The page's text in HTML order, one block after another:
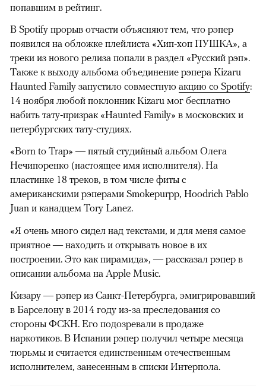
попавшим в рейтинг.
В Spotify прорыв отчасти объясняют тем, что рэпер
появился на обложке плейлиста «Хип-хоп ПУШКА», а
треки из нового релиза попали в раздел «Русский рэп».
Также к выходу альбома объединение рэпера Kizaru
Haunted Family запустило совместную акцию со Spotify:
14 ноября любой поклонник Kizaru мог бесплатно
набить тату-призрак «Haunted Family» в московских и
петербургских тату-студиях.
«Born to Trap» — пятый студийный альбом Олега
Нечипоренко (настоящее имя исполнителя). На
пластинке 18 треков, в том числе фиты с
американскими рэперами Smokepurpp, Hoodrich Pablo
Juan и канадцем Tory Lanez.
00:00 / 00:00
«Я очень много сидел над текстами, и для меня самое
приятное — находить и открывать новое в их
построении. Это как пирамида», — рассказал рэпер в
описании альбома на Apple Music.
Кизару — рэпер из Санкт-Петербурга, эмигрировавший
в Барселону в 2014 году из‑за преследования со
стороны ФСКН. Его подозревали в продаже
наркотиков. В Испании рэпер получил четыре месяца
тюрьмы и считается единственным отечественным
исполнителем, занесенным в списки Интерпола.